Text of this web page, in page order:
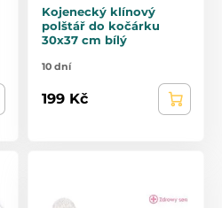
Kojenecký klínový
polštář do kočárku
30x37 cm bílý
10 dní
199 Kč